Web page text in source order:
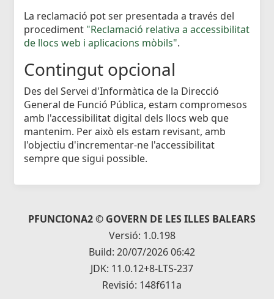
La reclamació pot ser presentada a través del
procediment "Reclamació relativa a accessibilitat
de llocs web i aplicacions mòbils".
Contingut opcional
Des del Servei d'Informàtica de la Direcció
General de Funció Pública, estam compromesos
amb l'accessibilitat digital dels llocs web que
mantenim. Per això els estam revisant, amb
l'objectiu d'incrementar-ne l'accessibilitat
sempre que sigui possible.
PFUNCIONA2 © GOVERN DE LES ILLES BALEARS
Versió: 1.0.198
Build: 20/07/2026 06:42
JDK: 11.0.12+8-LTS-237
Revisió: 148f611a